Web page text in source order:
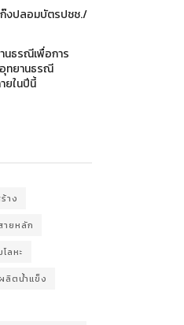
ก๊งปลอมบัตรปชช./
นธรณีเพื่อการ
ทยานธรณี
ยในปีนี้
าง
ยหลัก
ลหะ
ลิตน้ำแข็ง